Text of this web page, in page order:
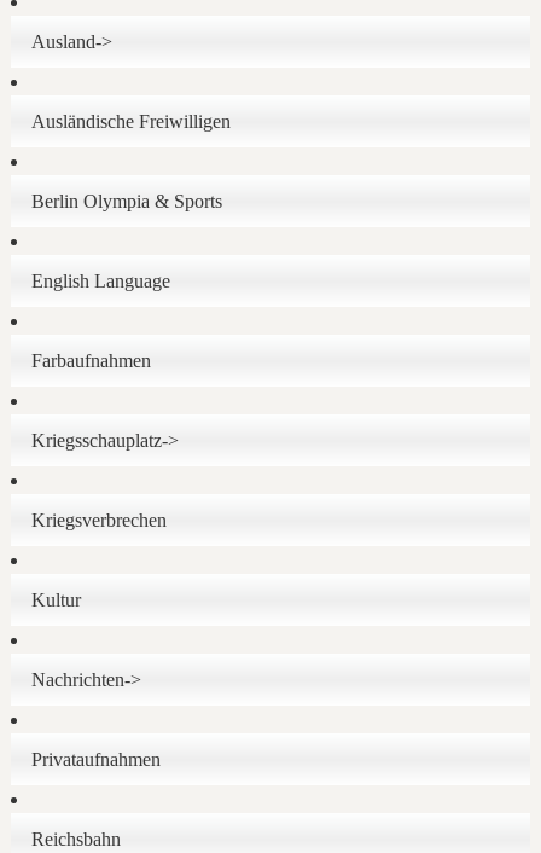
Ausland->
Ausländische Freiwilligen
Berlin Olympia & Sports
English Language
Farbaufnahmen
Kriegsschauplatz->
Kriegsverbrechen
Kultur
Nachrichten->
Privataufnahmen
Reichsbahn